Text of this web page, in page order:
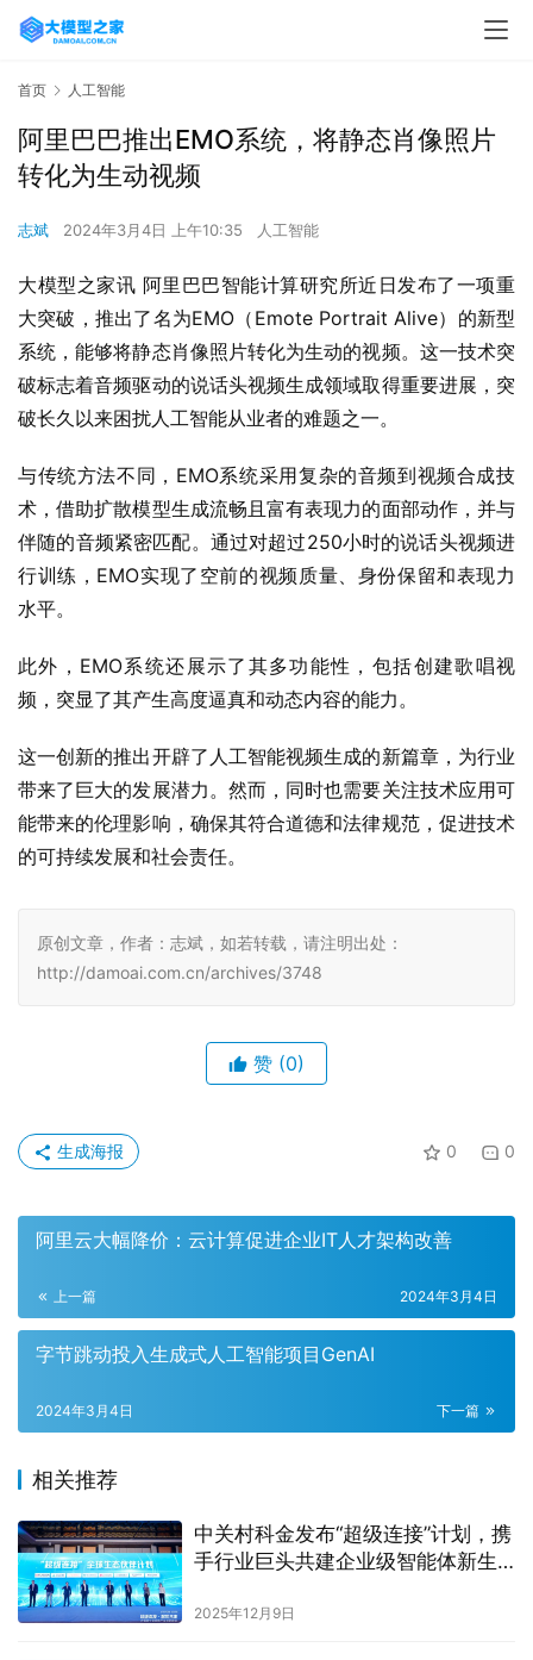
首页 人工智能
阿里巴巴推出EMO系统，将静态肖像照片
转化为生动视频
志斌 2024年3月4日 上午10:35 人工智能
大模型之家讯 阿里巴巴智能计算研究所近日发布了一项重
大突破，推出了名为EMO（Emote Portrait Alive）的新型
系统，能够将静态肖像照片转化为生动的视频。这一技术突
破标志着音频驱动的说话头视频生成领域取得重要进展，突
破长久以来困扰人工智能从业者的难题之一。
与传统方法不同，EMO系统采用复杂的音频到视频合成技
术，借助扩散模型生成流畅且富有表现力的面部动作，并与
伴随的音频紧密匹配。通过对超过250小时的说话头视频进
行训练，EMO实现了空前的视频质量、身份保留和表现力
水平。
此外，EMO系统还展示了其多功能性，包括创建歌唱视
频，突显了其产生高度逼真和动态内容的能力。
这一创新的推出开辟了人工智能视频生成的新篇章，为行业
带来了巨大的发展潜力。然而，同时也需要关注技术应用可
能带来的伦理影响，确保其符合道德和法律规范，促进技术
的可持续发展和社会责任。
原创文章，作者：志斌，如若转载，请注明出处：
http://damoai.com.cn/archives/3748
赞 (0)
0 0
生成海报
阿里云大幅降价：云计算促进企业IT人才架构改善
上一篇 2024年3月4日
字节跳动投入生成式人工智能项目GenAI
下一篇
2024年3月4日
相关推荐
中关村科金发布“超级连接”计划，携
手行业巨头共建企业级智能体新生
2025年12月9日